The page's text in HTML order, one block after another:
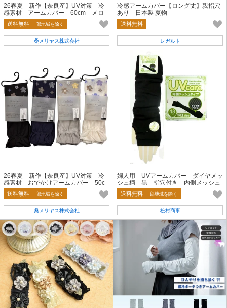
26春夏 新作【奈良産】UV対策 冷
感素材 アームカバー 60cm メロ
ー切替
送料無料 一部地域を除く
桑メリヤス株式会社
冷感アームカバー【ロング丈】親指穴
あり 日本製 夏物
送料無料
レガルト
26春夏 新作【奈良産】UV対策 冷
感素材 おでかけアームカバー 50c
m モダン花柄
送料無料 一部地域を除く
桑メリヤス株式会社
婦人用 UVアームカバー ダイヤメッ
シュ柄 黒 指穴付き 内側メッシュ
送料無料 一部地域を除く
松村商事